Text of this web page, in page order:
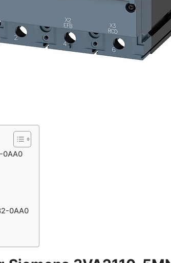
0AA0
0AA0